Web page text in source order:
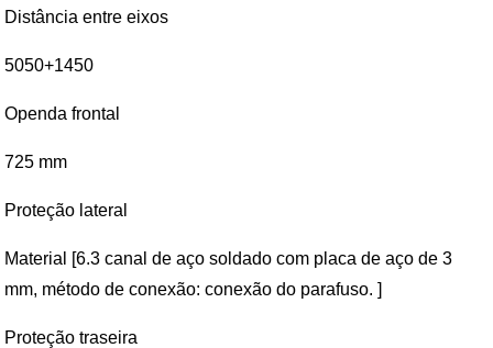
Distância entre eixos
5050+1450
Openda frontal
725 mm
Proteção lateral
Material [6.3 canal de aço soldado com placa de aço de 3
mm, método de conexão: conexão do parafuso. ]
Proteção traseira